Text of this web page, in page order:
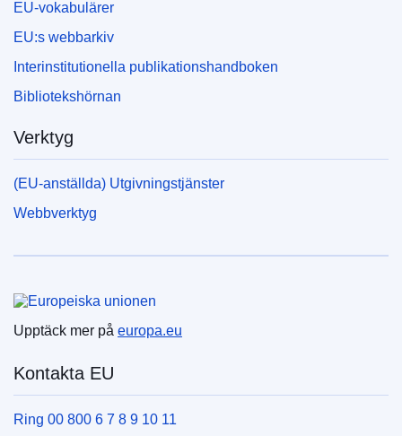
EU-vokabulärer
EU:s webbarkiv
Interinstitutionella publikationshandboken
Bibliotekshörnan
Verktyg
(EU-anställda) Utgivningstjänster
Webbverktyg
Europeiska unionen
Upptäck mer på europa.eu
Kontakta EU
Ring 00 800 6 7 8 9 10 11